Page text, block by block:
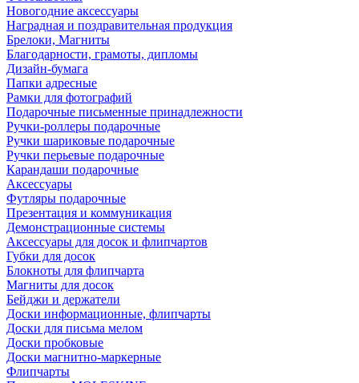
Новогодние аксессуары
Наградная и поздравительная продукция
Брелоки, Магниты
Благодарности, грамоты, дипломы
Дизайн-бумага
Папки адресные
Рамки для фотографий
Подарочные письменные принадлежности
Ручки-роллеры подарочные
Ручки шариковые подарочные
Ручки перьевые подарочные
Карандаши подарочные
Аксессуары
Футляры подарочные
Презентация и коммуникация
Демонстрационные системы
Аксессуары для досок и флипчартов
Губки для досок
Блокноты для флипчарта
Магниты для досок
Бейджи и держатели
Доски информационные, флипчарты
Доски для письма мелом
Доски пробковые
Доски магнитно-маркерные
Флипчарты